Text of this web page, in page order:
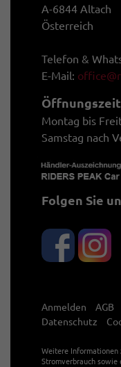
A-6844 Altach
Österreich
Telefon &
E-Mail:
Montag bis
Samstag nach
Folgen Sie
Anmelden AGB
Datenschutz
Weitere
Stromverbrauch sowie